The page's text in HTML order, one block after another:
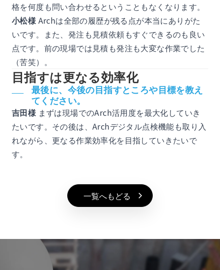
格を何度も問い合わせるということもなくなります。
小松様Archは全部の履歴が残る点が本当にありがた
いです。また、発注も見積依頼もすぐできるのも良い
点です。前の現場では見積も発注も大変な作業でした
（苦笑）。
目指すは更なる効率化
最後に、今後の目指すところや目標を教え
てください。
吉田様まずは現場でのArch活用度を最大化していき
たいです。その後は、Archデジタル点検機能も取り入
れながら、更なる作業効率化を目指していきたいで
す。
一覧へもどる